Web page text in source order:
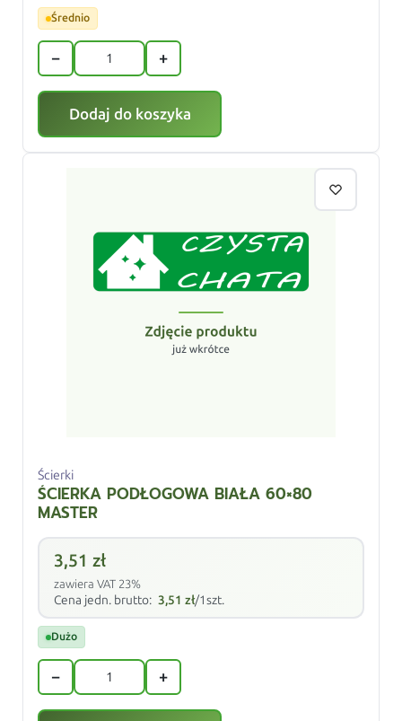
Średnio
− +
Dodaj do koszyka
Ścierki
ŚCIERKA PODŁOGOWA BIAŁA 60×80
MASTER
3,51zł
zawiera VAT 23%
Cena jedn. brutto: 3,51zł/1szt.
Dużo
− +